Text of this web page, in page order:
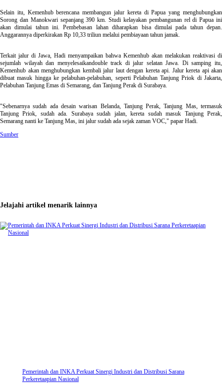
Selain itu, Kemenhub berencana membangun jalur kereta di Papua yang menghubungkan
Sorong dan Manokwari sepanjang 390 km. Studi kelayakan pembangunan rel di Papua ini
akan dimulai tahun ini. Pembebasan lahan diharapkan bisa dimulai pada tahun depan.
Anggarannya diperkirakan Rp 10,33 triliun melalui pembiayaan tahun jamak.
Terkait jalur di Jawa, Hadi menyampaikan bahwa Kemenhub akan melakukan reaktivasi di
sejumlah wilayah dan menyelesaikandouble track di jalur selatan Jawa. Di samping itu,
Kemenhub akan menghubungkan kembali jalur laut dengan kereta api. Jalur kereta api akan
dibuat masuk hingga ke pelabuhan-pelabuhan, seperti Pelabuhan Tanjung Priok di Jakarta,
Pelabuhan Tanjung Emas di Semarang, dan Tanjung Perak di Surabaya.
"Sebenarnya sudah ada desain warisan Belanda, Tanjung Perak, Tanjung Mas, termasuk
Tanjung Priok, sudah ada. Surabaya sudah jalan, kereta sudah masuk Tanjung Perak,
Semarang nanti ke Tanjung Mas, ini jalur sudah ada sejak zaman VOC," papar Hadi.
Sumber
Jelajahi artikel menarik lainnya
Pemerintah dan INKA Perkuat Sinergi Industri dan Distribusi Sarana
Perkeretaapian Nasional